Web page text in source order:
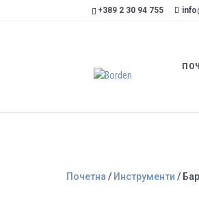
+389 2 30 94 755
Почетна / Инструменти /